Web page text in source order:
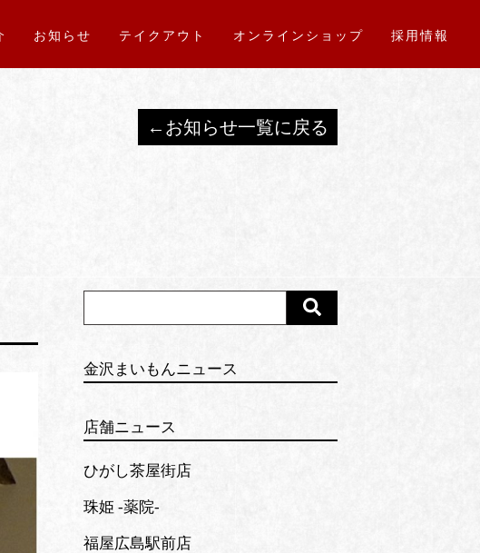
お知らせ テイクアウト オンラインショップ 採用情報
←お知らせ一覧に戻る
金沢まいもんニュース
店舗ニュース
ひがし茶屋街店
珠姫 -薬院-
福屋広島駅前店